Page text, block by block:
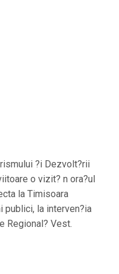
?i Dezvolt?rii
o vizit? n ora?ul
la Timisoara
publici, la interven?ia
Regional? Vest.